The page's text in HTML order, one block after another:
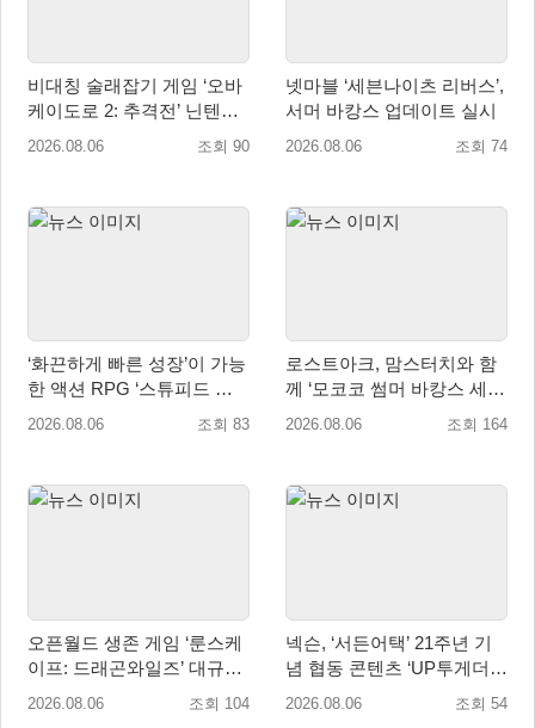
비대칭 술래잡기 게임 ‘오바
케이도로 2: 추격전’ 닌텐도
eShop 출시
2026.08.06 조회 90
넷마블 ‘세븐나이츠 리버스’,
서머 바캉스 업데이트 실시
2026.08.06 조회 74
‘화끈하게 빠른 성장’이 가능
한 액션 RPG ‘스튜피드 네
버 다이즈’ 패키지판 예약판
2026.08.06 조회 83
로스트아크, 맘스터치와 함
께 ‘모코코 썸머 바캉스 세
트’ 출시
2026.08.06 조회 164
오픈월드 생존 게임 ‘룬스케
이프: 드래곤와일즈’ 대규모
유저 편의성 개선 및 사이드
2026.08.06 조회 104
넥슨, ‘서든어택’ 21주년 기
념 협동 콘텐츠 ‘UP투게더’
업데이트
2026.08.06 조회 54